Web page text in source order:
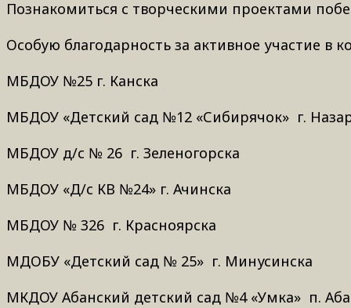
Познакомиться с творческими проектами
Особую благодарность за активное участие в
МБДОУ №25 г. Канска
МБДОУ «Детский сад №12 «Сибирячок» г.
МБДОУ д/с № 26 г. Зеленогорска
МБДОУ «Д/с КВ №24» г. Ачинска
МБДОУ № 326 г. Красноярска
МДОБУ «Детский сад № 25» г. Минусинска
МКДОУ Абанский детский сад №4 «Умка» п.